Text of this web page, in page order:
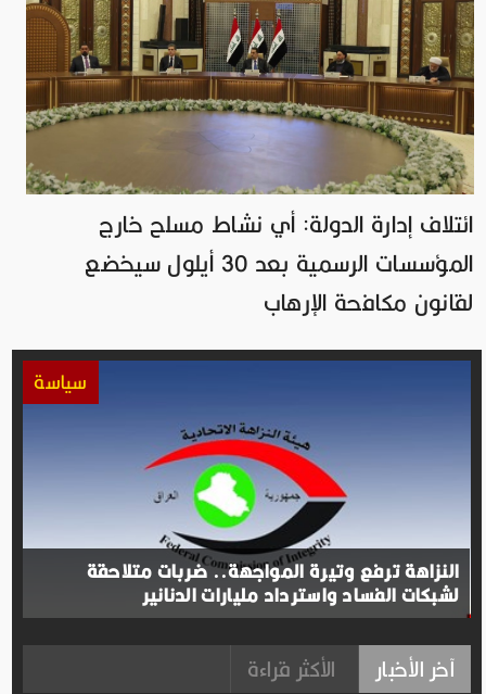
ائتلاف إدارة الدولة: أي نشاط مسلح خارج
المؤسسات الرسمية بعد 30 أيلول سيخضع
لقانون مكافحة الإرهاب
سياسة
النزاهة ترفع وتيرة المواجهة.. ضربات متلاحقة
لشبكات الفساد واسترداد مليارات الدنانير
آخر الأخبار الأكثر قراءة